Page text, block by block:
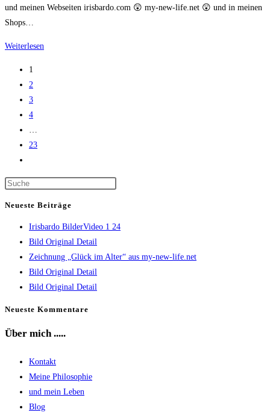
und meinen Webseiten irisbardo.com 😲 my-new-life.net 😲 und in meinen
Shops…
Weiterlesen
1
2
3
4
23
nächsten
Seite
close
search
Neueste Beiträge
Irisbardo BilderVideo 1 24
Bild Original Detail
Zeichnung „Glück im Alter“ aus my-new-life.net
Bild Original Detail
Bild Original Detail
Neueste Kommentare
Über mich .....
Kontakt
Meine Philosophie
und mein Leben
Blog